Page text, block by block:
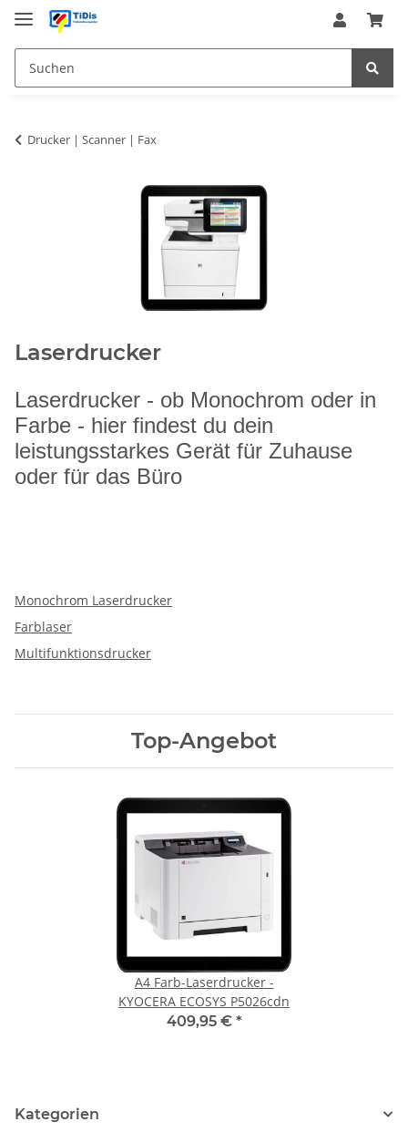
Drucker | Scanner | Fax
Laserdrucker
Laserdrucker - ob Monochrom oder in
Farbe - hier findest du dein
leistungsstarkes Gerät für Zuhause
oder für das Büro
Monochrom Laserdrucker
Farblaser
Multifunktionsdrucker
Top-Angebot
A4 Farb-Laserdrucker -
KYOCERA ECOSYS P5026cdn
409,95 € *
Kategorien